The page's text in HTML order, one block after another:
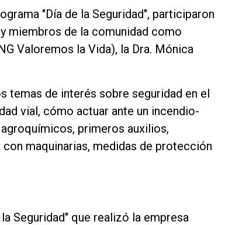
"Día de la Seguridad", participaron
miembros de la comunidad como
Valoremos la Vida), la Dra. Mónica
temas de interés sobre seguridad en el
vial, cómo actuar ante un incendio-
primeros auxilios,
maquinarias, medidas de protección
Seguridad" que realizó la empresa